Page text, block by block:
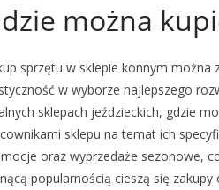
można
sprzętu w sklepie konnym można
w wyborze najlepszego
sklepach jeździeckich, gdzie
sklepu na temat ich
oraz wyprzedaże sezonowe,
popularnością cieszą się